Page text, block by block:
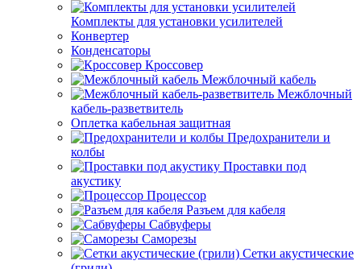
Комплекты для установки усилителей
Конвертер
Конденсаторы
Кроссовер
Межблочный кабель
Межблочный
кабель-разветвитель
Оплетка кабельная защитная
Предохранители и
колбы
Проставки под
акустику
Процессор
Разъем для кабеля
Сабвуферы
Саморезы
Сетки акустические